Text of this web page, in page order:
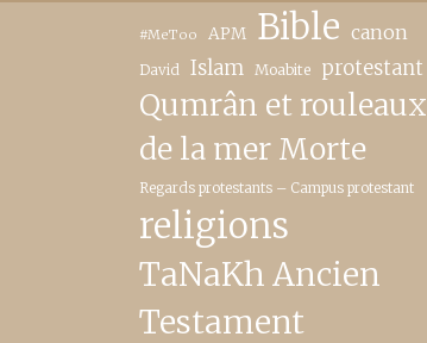
#MeToo APM Bible canon
David Islam Moabite protestant
Qumrân et rouleaux
de la mer Morte
Regards protestants – Campus protestant
religions
TaNaKh Ancien
Testament